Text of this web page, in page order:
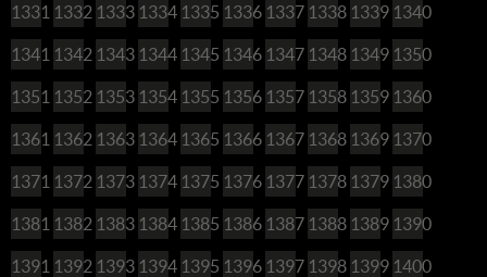
1331 1332 1333 1334 1335 1336 1337 1338 1339 1340
1341 1342 1343 1344 1345 1346 1347 1348 1349 1350
1351 1352 1353 1354 1355 1356 1357 1358 1359 1360
1361 1362 1363 1364 1365 1366 1367 1368 1369 1370
1371 1372 1373 1374 1375 1376 1377 1378 1379 1380
1381 1382 1383 1384 1385 1386 1387 1388 1389 1390
1391 1392 1393 1394 1395 1396 1397 1398 1399 1400